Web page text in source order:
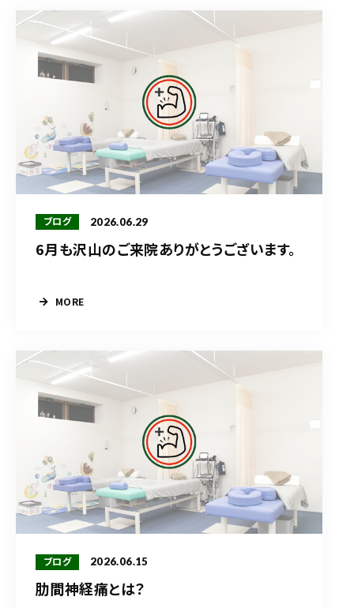
ブログ 2026.06.29
6月も沢山のご来院ありがとうございます。
MORE
ブログ 2026.06.15
肋間神経痛とは？